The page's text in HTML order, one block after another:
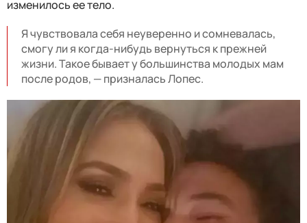
изменилось ее тело.
Я чувствовала себя неуверенно и сомневалась,
смогу ли я когда-нибудь вернуться к прежней
жизни. Такое бывает у большинства молодых мам
после родов, — призналась Лопес.